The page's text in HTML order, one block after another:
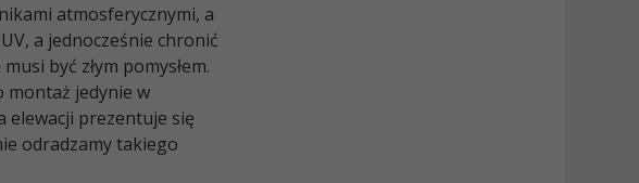
atmosferycznymi, a
a jednocześnie chronić
być złym pomysłem.
montaż jedynie w
elewacji prezentuje się
odradzamy takiego